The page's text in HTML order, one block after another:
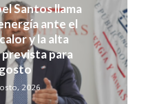
Santos llama
ante el
y la alta
prevista para
2026